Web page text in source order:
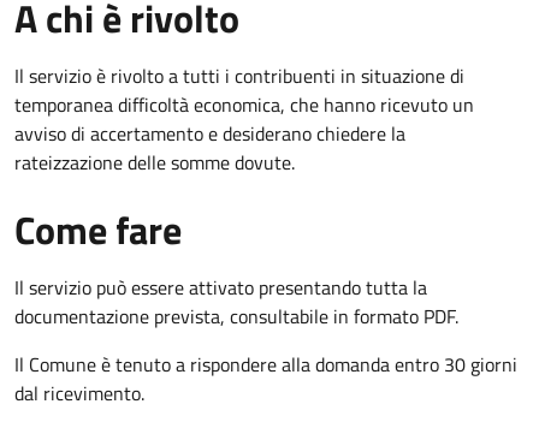
A chi è rivolto
Il servizio è rivolto a tutti i contribuenti in situazione di
temporanea difficoltà economica, che hanno ricevuto un
avviso di accertamento e desiderano chiedere la
rateizzazione delle somme dovute.
Come fare
Il servizio può essere attivato presentando tutta la
documentazione prevista, consultabile in formato PDF.
Il Comune è tenuto a rispondere alla domanda entro 30 giorni
dal ricevimento.